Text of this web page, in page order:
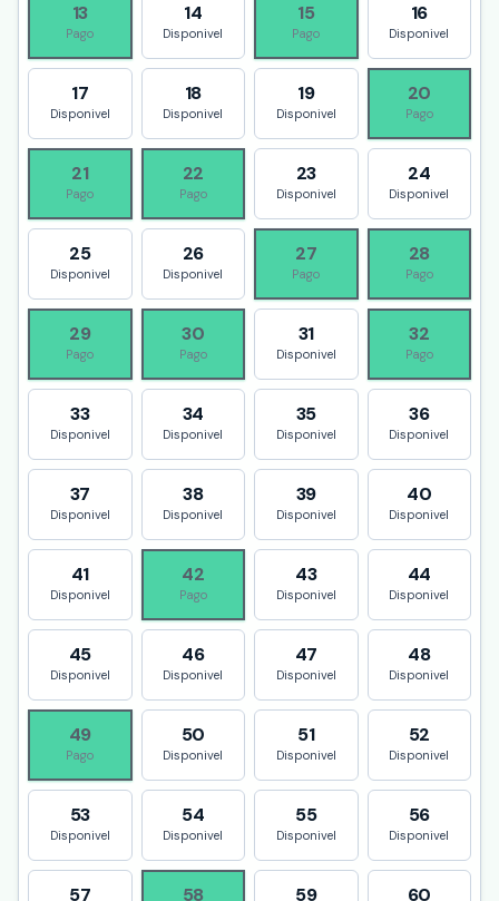
13
Pago
14
Disponivel
15
Pago
16
Disponivel
17
Disponivel
18
Disponivel
19
Disponivel
20
Pago
21
Pago
22
Pago
23
Disponivel
24
Disponivel
25
Disponivel
26
Disponivel
27
Pago
28
Pago
29
Pago
30
Pago
31
Disponivel
32
Pago
33
Disponivel
34
Disponivel
35
Disponivel
36
Disponivel
37
Disponivel
38
Disponivel
39
Disponivel
40
Disponivel
41
Disponivel
42
Pago
43
Disponivel
44
Disponivel
45
Disponivel
46
Disponivel
47
Disponivel
48
Disponivel
49
Pago
50
Disponivel
51
Disponivel
52
Disponivel
53
Disponivel
54
Disponivel
55
Disponivel
56
Disponivel
57 58 59 60